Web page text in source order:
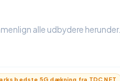
alle udbydere herunder.
bedste 5G dækning fra TDC NET